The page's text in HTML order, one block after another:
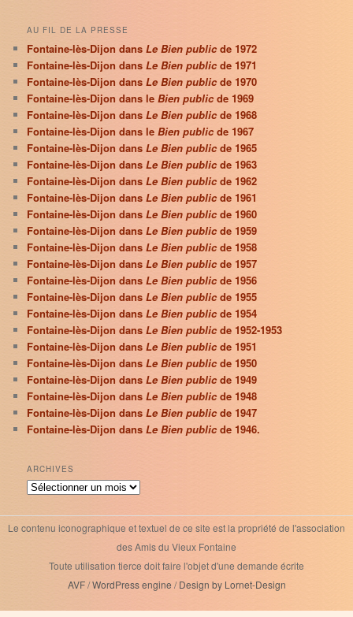
AU FIL DE LA PRESSE
Fontaine-lès-Dijon dansLe Bien publicde 1972
Fontaine-lès-Dijon dansLe Bien publicde 1971
Fontaine-lès-Dijon dansLe Bien publicde 1970
Fontaine-lès-Dijon dans leBien publicde 1969
Fontaine-lès-Dijon dansLe Bien publicde 1968
Fontaine-lès-Dijon dans leBien public de 1967
Fontaine-lès-Dijon dansLe Bien publicde 1965
Fontaine-lès-Dijon dansLe Bien publicde 1963
Fontaine-lès-Dijon dansLe Bien publicde 1962
Fontaine-lès-Dijon dansLe Bien publicde 1961
Fontaine-lès-Dijon dansLe Bien publicde 1960
Fontaine-lès-Dijon dansLe Bien publicde 1959
Fontaine-lès-Dijon dansLe Bien publicde 1958
Fontaine-lès-Dijon dansLe Bien publicde 1957
Fontaine-lès-Dijon dansLe Bien publicde 1956
Fontaine-lès-Dijon dansLe Bien publicde 1955
Fontaine-lès-Dijon dansLe Bien publicde 1954
Fontaine-lès-Dijon dansLe Bien publicde 1952-1953
Fontaine-lès-Dijon dansLe Bien publicde 1951
Fontaine-lès-Dijon dansLe Bien publicde 1950
Fontaine-lès-Dijon dansLe Bien publicde 1949
Fontaine-lès-Dijon dansLe Bien publicde 1948
Fontaine-lès-Dijon dansLe Bien publicde 1947
Fontaine-lès-Dijon dansLe Bien publicde 1946.
ARCHIVES
Archives
Le contenu iconographique et textuel de ce site est la propriété de l'association
des Amis du Vieux Fontaine
Toute utilisation tierce doit faire l'objet d'une demande écrite
AVF/WordPress engine /Design by Lornet-Design